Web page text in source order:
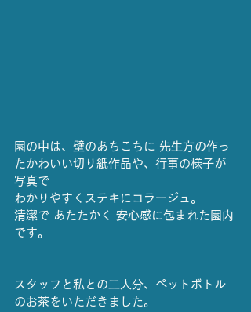
園の中は、壁のあちこちに 先生方の作っ
たかわいい切り紙作品や、行事の様子が
写真で
わかりやすくステキにコラージュ。
清潔で あたたかく 安心感に包まれた園内
です。
スタッフと私との二人分、ペットボトル
のお茶をいただきました。